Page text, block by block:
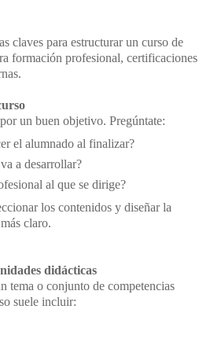
claves para estructurar un curso de
formación profesional, certificaciones
un buen objetivo. Pregúntate:
el alumnado al finalizar?
a desarrollar?
al que se dirige?
los contenidos y diseñar la
claro.
didácticas
tema o conjunto de competencias
suele incluir: